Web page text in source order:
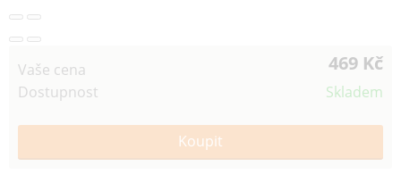
Vaše cena 469 Kč
Dostupnost Skladem